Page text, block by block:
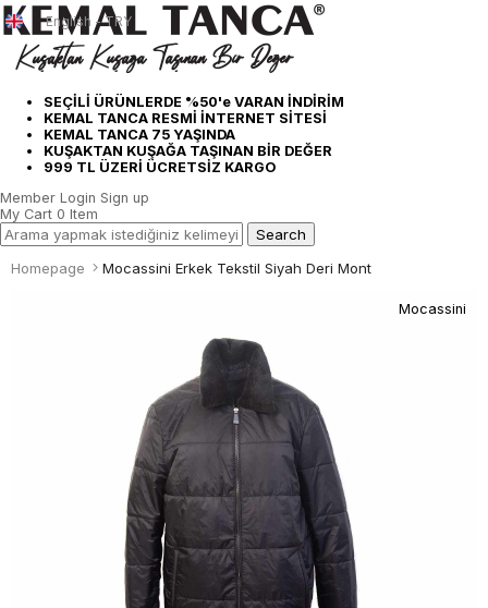
SEÇİLİ ÜRÜNLERDE %50'e VARAN İNDİRİM
KEMAL TANCA RESMİ İNTERNET SİTESİ
KEMAL TANCA 75 YAŞINDA
KUŞAKTAN KUŞAĞA TAŞINAN BİR DEĞER
999 TL ÜZERİ ÜCRETSİZ KARGO
English - TRY
Member Login Sign up
My Cart 0 Item
Homepage Mocassini Erkek Tekstil Siyah Deri Mont
Mocassini